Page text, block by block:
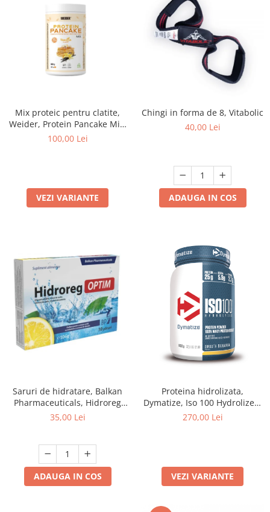
Mix proteic pentru clatite,
Weider, Protein Pancake Mix,
600 de grame, pudra
100,00 Lei
VEZI VARIANTE
Chingi in forma de 8, Vitabolic
40,00 Lei
ADAUGA IN COS
Saruri de hidratare, Balkan
Pharmaceuticals, Hidroreg
OPTIM, 10 plicuri
35,00 Lei
ADAUGA IN COS
Proteina hidrolizata,
Dymatize, Iso 100 Hydrolized,
908 grame, pudra proteica
270,00 Lei
VEZI VARIANTE